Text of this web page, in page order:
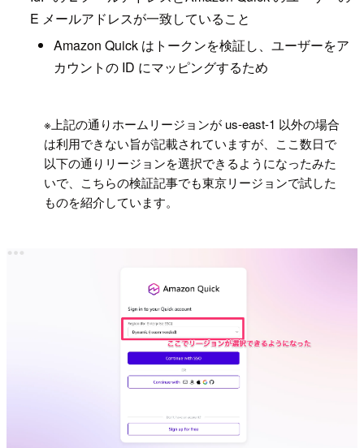
E メールアドレスが一致していること
Amazon Quick はトークンを検証し、ユーザーをア
カウントの ID にマッピングするため
※上記の通りホームリージョンが us-east-1 以外の場合
は利用できない旨が記載されていますが、ここ数日で
以下の通りリージョンを選択できるようになったみた
いで、こちらの検証記事でも東京リージョンで試した
ものを紹介しています。